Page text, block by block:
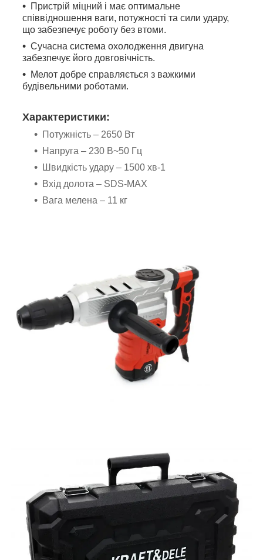
Пристрій міцний і має оптимальне
співвідношення ваги, потужності та сили удару,
що забезпечує роботу без втоми.
Сучасна система охолодження двигуна
забезпечує його довговічність.
Мелот добре справляється з важкими
будівельними роботами.
Характеристики:
Потужність – 2650 Вт
Напруга – 230 В~50 Гц
Швидкість удару – 1500 хв-1
Вхід долота – SDS-MAX
Вага мелена – 11 кг